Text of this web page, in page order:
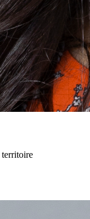
territoire